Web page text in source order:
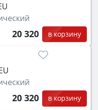
20 320 в корзину
20 320 в корзину